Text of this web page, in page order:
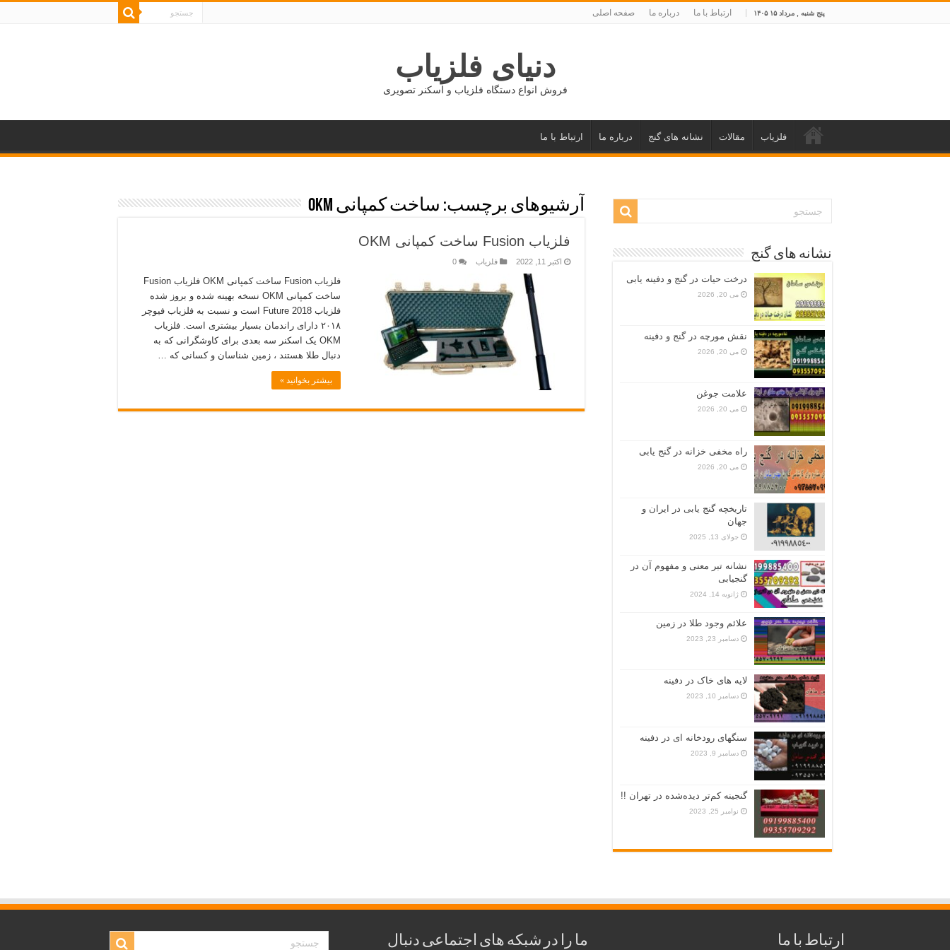
پنج شنبه , مرداد ۱۵ ۱۴۰۵ ارتباط با ما درباره ما صفحه اصلی
دنیای فلزیاب
فروش انواع دستگاه فلزیاب و اسکنر تصویری
فلزیاب مقالات نشانه های گنج درباره ما ارتباط با ما
آرشیوهای برچسب: ساخت کمپانی OKM
فلزیاب Fusion ساخت کمپانی OKM
اکتبر 11, 2022 فلزیاب 0
فلزیاب Fusion ساخت کمپانی OKM فلزیاب Fusion
ساخت کمپانی OKM نسخه بهینه شده و بروز شده
فلزیاب Future 2018 است و نسبت به فلزیاب فیوچر
۲۰۱۸ دارای راندمان بسیار بیشتری است. فلزیاب
OKM یک اسکنر سه بعدی برای کاوشگرانی که به
دنبال طلا هستند ، زمین شناسان و کسانی که …
بیشتر بخوانید »
نشانه های گنج
درخت حیات در گنج و دفینه یابی
می 20, 2026
نقش مورچه در گنج و دفینه
می 20, 2026
علامت جوغن
می 20, 2026
راه مخفی خزانه در گنج یابی
می 20, 2026
تاریخچه گنج‌ یابی در ایران و
جهان
جولای 13, 2025
نشانه تبر معنی و مفهوم آن در
گنجیابی
ژانویه 14, 2024
علائم وجود طلا در زمین
دسامبر 23, 2023
لایه های خاک در دفینه
دسامبر 10, 2023
سنگهای رودخانه ای در دفینه
دسامبر 9, 2023
گنجینه کم‌تر دیده‌شده در تهران !!
نوامبر 25, 2023
ارتباط با ما ما را در شبکه های اجتماعی دنبال